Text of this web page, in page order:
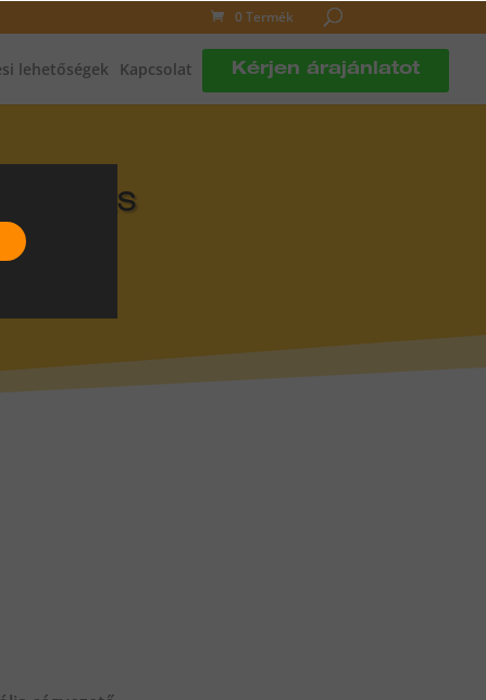
0 Termék
lehetőségek Kapcsolat Kérjen árajánlatot